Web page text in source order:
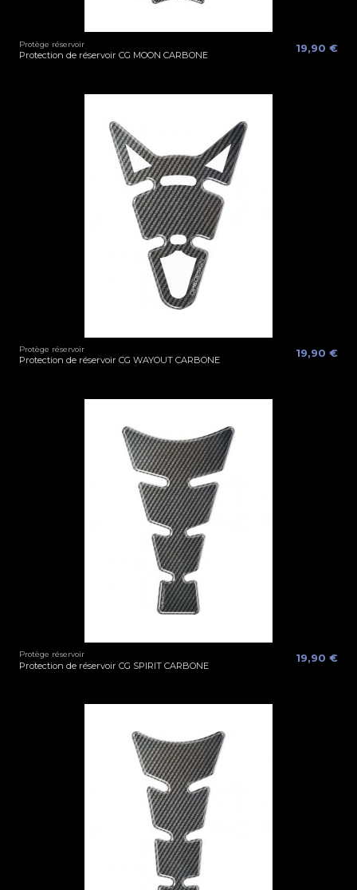
Protège réservoir
Protection de réservoir CG MOON CARBONE
19,90 €
Protège réservoir
Protection de réservoir CG WAYOUT CARBONE
19,90 €
Protège réservoir
Protection de réservoir CG SPIRIT CARBONE
19,90 €